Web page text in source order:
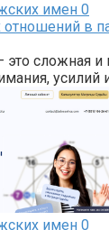
имен 0
в
сложная и
усилий
имен 0